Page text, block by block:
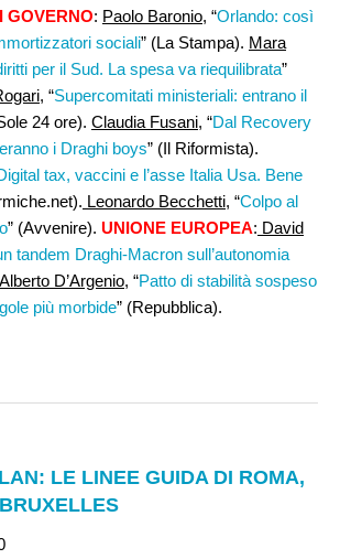
GOVERNO: Paolo Baronio, “Orlando: così
sociali” (La Stampa). Mara
per il Sud. La spesa va riequilibrata”
, “Supercomitati ministeriali: entrano il
24 ore). Claudia Fusani, “Dal Recovery
i Draghi boys” (Il Riformista).
tax, vaccini e l’asse Italia Usa. Bene
Leonardo Becchetti, “Colpo al
” (Avvenire). UNIONE EUROPEA: David
tandem Draghi-Macron sull’autonomia
Alberto D’Argenio, “Patto di stabilità sospeso
più morbide” (Repubblica).
LE LINEE GUIDA DI ROMA,